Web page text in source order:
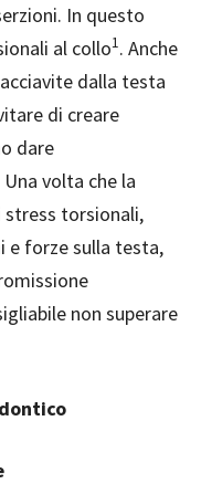
In questo
al collo1. Anche
dalla testa
di creare
dare
Una volta che la
torsionali,
e forze sulla testa,
non superare